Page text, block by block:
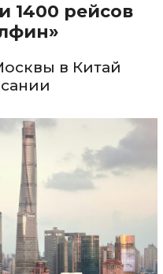
1400 рейсов
в Китай